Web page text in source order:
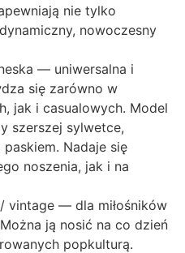
nie tylko
nowoczesny
— uniwersalna i
się zarówno w
jak i casualowych. Model
szerszej sylwetce,
Nadaje się
noszenia, jak i na
vintage — dla miłośników
ją nosić na co dzień
popkulturą.